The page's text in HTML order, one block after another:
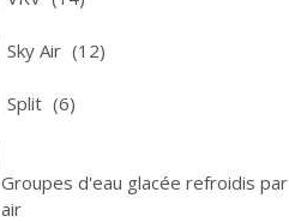
Sky Air (12)
Split (6)
Groupes d'eau glacée refroidis par
air